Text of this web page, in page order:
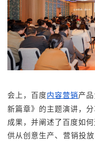
会上，百度内容营销产
新篇章》的主题演讲，
成果，并阐述了百度如
供从创意生产、营销投